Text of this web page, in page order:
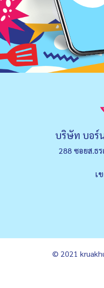
บริษัท บอร์
288 ซอยส.ธ
เ
© 2021